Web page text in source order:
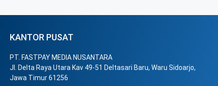
KANTOR PUSAT
PT. FASTPAY MEDIA NUSANTARA
Jl. Delta Raya Utara Kav 49-51 Deltasari Baru, Waru Sidoarjo,
Jawa Timur 61256